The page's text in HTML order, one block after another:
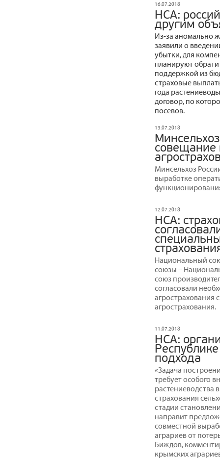
16.07.2018
НСА:
другим
Из-за аномально
заявили о
убытки, для
планируют
поддержкой из
страховые
года
договор, по
посевов.
13.07.2018
совещание
Минсельхоз
выработке
12.07.2018
НСА:
Национальный
союзы –
союз
согласовали
агрострахования
агрострахования.
11.07.2018
НСА:
подхода
«Задача
требует особого
растениеводства
страхования
стадии
направит
совместной
аграриев от
Биждов,
крымских